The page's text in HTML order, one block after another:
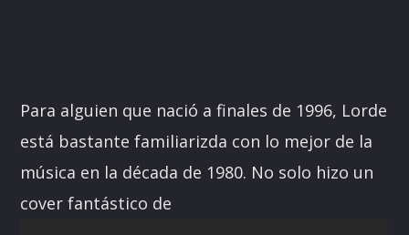
Para alguien que nació a finales de 1996, Lorde
está bastante familiarizda con lo mejor de la
música en la década de 1980. No solo hizo un
cover fantástico de